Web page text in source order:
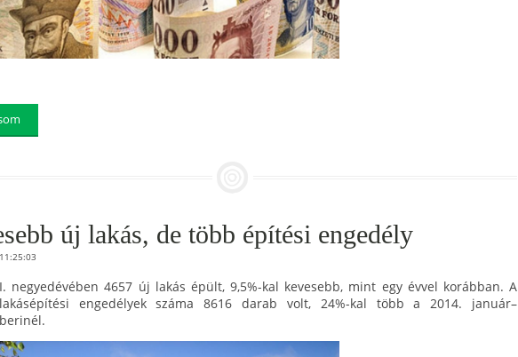
új lakás, de több építési engedély
negyedévében 4657 új lakás épült, 9,5%-kal kevesebb, mint egy évvel korábban. A
engedélyek száma 8616 darab volt, 24%-kal több a 2014. január–